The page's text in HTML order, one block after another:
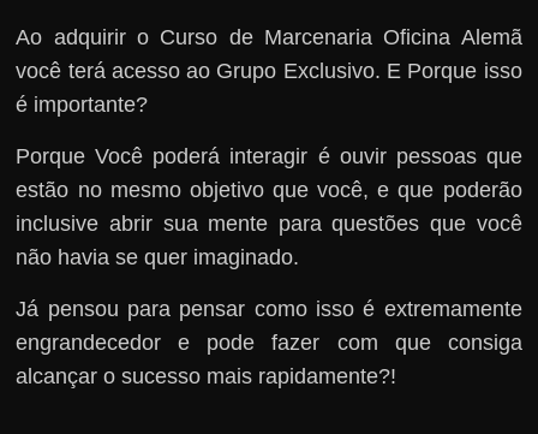
Ao adquirir o Curso de Marcenaria Oficina Alemã
você terá acesso ao Grupo Exclusivo. E Porque isso
é importante?
Porque Você poderá interagir é ouvir pessoas que
estão no mesmo objetivo que você, e que poderão
inclusive abrir sua mente para questões que você
não havia se quer imaginado.
Já pensou para pensar como isso é extremamente
engrandecedor e pode fazer com que consiga
alcançar o sucesso mais rapidamente?!